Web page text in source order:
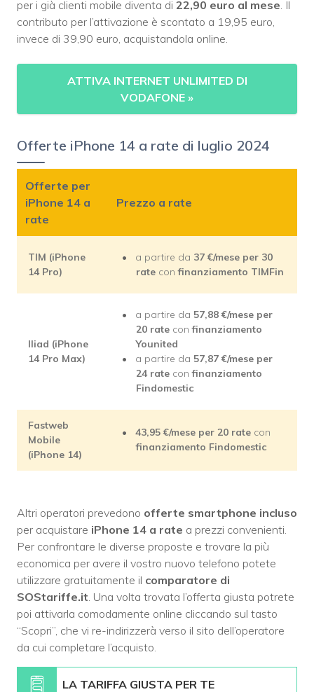
per i già clienti mobile diventa di 22,90 euro al mese . Il
contributo per l’attivazione è scontato a 19,95 euro,
invece di 39,90 euro, acquistandola online.
ATTIVA INTERNET UNLIMITED DI
VODAFONE »
Offerte iPhone 14 a rate di luglio 2024
Offerte per
iPhone 14 a
rate
Prezzo a rate
TIM (iPhone
14 Pro)
a partire da 37 €/mese per 30
rate con finanziamento TIMFin
Iliad (iPhone
14 Pro Max)
a partire da 57,88 €/mese per
20 rate confinanziamento
Younited
a partire da 57,87 €/mese per
24 rate confinanziamento
Findomestic
Fastweb
Mobile
(iPhone 14)
43,95 €/mese per 20 rate con
finanziamento Findomestic
Altri operatori prevedono offerte smartphone incluso
per acquistare iPhone 14 a rate a prezzi convenienti.
Per confrontare le diverse proposte e trovare la più
economica per avere il vostro nuovo telefono potete
utilizzare gratuitamente il comparatore di
SOStariffe.it . Una volta trovata l’offerta giusta potrete
poi attivarla comodamente online cliccando sul tasto
“Scopri”, che vi re-indirizzerà verso il sito dell’operatore
da cui completare l’acquisto.
LA TARIFFA GIUSTA PER TE